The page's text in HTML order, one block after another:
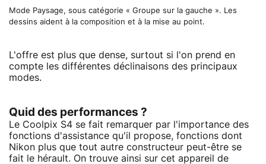
Mode Paysage, sous catégorie « Groupe sur la gauche ». Les
dessins aident à la composition et à la mise au point.
L'offre est plus que dense, surtout si l'on prend en
compte les différentes déclinaisons des principaux
modes.
Quid des performances ?
Le Coolpix S4 se fait remarquer par l'importance des
fonctions d'assistance qu'il propose, fonctions dont
Nikon plus que tout autre constructeur peut-être se
fait le hérault. On trouve ainsi sur cet appareil de